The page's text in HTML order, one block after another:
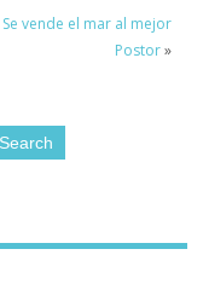
Se vende el mar al mejor
Postor»